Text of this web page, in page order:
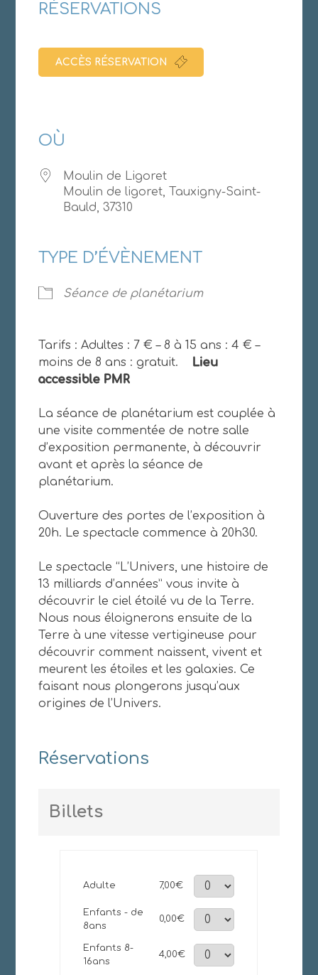
RÉSERVATIONS
ACCÈS RÉSERVATION
OÙ
Moulin de Ligoret
Moulin de ligoret, Tauxigny-Saint-
Bauld, 37310
TYPE D’ÉVÈNEMENT
Séance de planétarium
Tarifs : Adultes : 7 € – 8 à 15 ans : 4 € –
moins de 8 ans : gratuit.
Lieu
accessible PMR
La séance de planétarium est couplée à
une visite commentée de notre salle
d’exposition permanente, à découvrir
avant et après la séance de
planétarium.
Ouverture des portes de l’exposition à
20h. Le spectacle commence à 20h30.
Le spectacle “L’Univers, une histoire de
13 milliards d’années” vous invite à
découvrir le ciel étoilé vu de la Terre.
Nous nous éloignerons ensuite de la
Terre à une vitesse vertigineuse pour
découvrir comment naissent, vivent et
meurent les étoiles et les galaxies. Ce
faisant nous plongerons jusqu’aux
origines de l’Univers.
Réservations
Billets
Adulte 7,00€
Enfants - de
8ans
0,00€
Enfants 8-
16ans
4,00€